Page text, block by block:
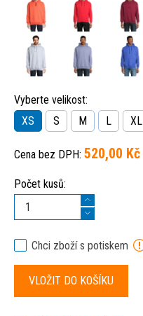
Vyberte velikost:
XS
S M L XL
Cena bez DPH: 520,00 Kč
Počet kusů:
Chci zboží s potiskem